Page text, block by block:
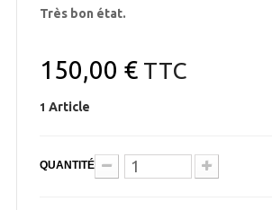
Très bon état.
150,00 €TTC
1 Article
QUANTITÉ